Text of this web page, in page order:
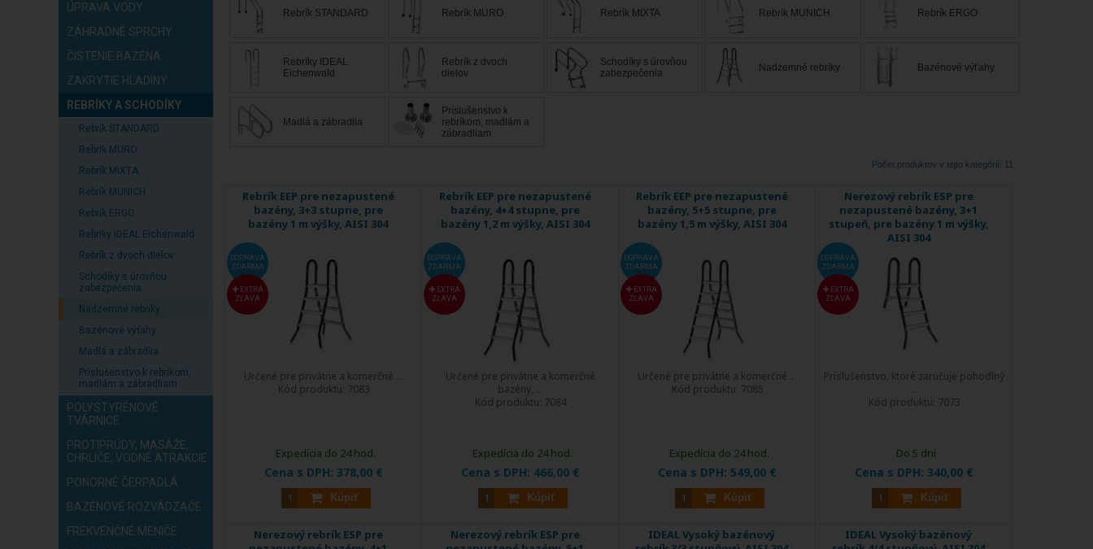
ÚPRAVA VODY
ZÁHRADNÉ SPRCHY
ČISTENIE BAZÉNA
ZAKRYTIE HLADINY
REBRÍKY A SCHODÍKY
Rebrík STANDARD
Rebrík MURO
Rebrík MIXTA
Rebrík MUNICH
Rebrík ERGO
Rebríky IDEAL Eichenwald
Rebrík z dvoch dielov
Schodíky s úrovňou
zabezpečenia
Nadzemné rebríky
Bazénové výťahy
Madlá a zábradlia
Príslušenstvo k rebríkom,
madlám a zábradliam
POLYSTYRÉNOVÉ
TVÁRNICE
PROTIPRÚDY, MASÁŽE,
CHRLIČE, VODNÉ ATRAKCIE
PONORNÉ ČERPADLÁ
BAZÉNOVÉ ROZVÁDZAČE
FREKVENČNÉ MENIČE
svoj bazénový zážitok. Bezpečnosť a pohodlie sú na prvom mieste, a nadzemné rebríky vám umožňujú tieto kritériá spĺňať s ľahkosťou.
Rebrík STANDARD Rebrík MURO Rebrík MIXTA Rebrík MUNICH Rebrík ERGO
Rebríky IDEAL
Eichenwald
Rebrík z dvoch
dielov
Schodíky s úrovňou
zabezpečenia
Nadzemné rebríky Bazénové výťahy
Madlá a zábradlia
Príslušenstvo k
rebríkom, madlám a
zábradliam
Počet produktov v tejto kategórií: 11
Rebrík EEP pre nezapustené
bazény, 3+3 stupne, pre
bazény 1 m výšky, AISI 304
DOPRAVA
ZDARMA
EXTRA
ZĽAVA
Určené pre privátne a komerčné ...
Kód produktu: 7083
Cena s DPH: 378,00 €
Kúpiť
Expedícia do 24 hod.
Rebrík EEP pre nezapustené
bazény, 4+4 stupne, pre
bazény 1,2 m výšky, AISI 304
DOPRAVA
ZDARMA
EXTRA
ZĽAVA
Určené pre privátne a komerčné
bazény, ...
Kód produktu: 7084
Cena s DPH: 466,00 €
Kúpiť
Expedícia do 24 hod.
Rebrík EEP pre nezapustené
bazény, 5+5 stupne, pre
bazény 1,5 m výšky, AISI 304
DOPRAVA
ZDARMA
EXTRA
ZĽAVA
Určené pre privátne a komerčné ...
Kód produktu: 7085
Cena s DPH: 549,00 €
Kúpiť
Expedícia do 24 hod.
Nerezový rebrík ESP pre
nezapustené bazény, 3+1
stupeň, pre bazény 1 m výšky,
AISI 304
DOPRAVA
ZDARMA
EXTRA
ZĽAVA
Príslušenstvo, ktoré zaručuje pohodlný
Kód produktu: 7073
Cena s DPH: 340,00 €
Kúpiť
Do 5 dní
Nerezový rebrík ESP pre
Nerezový rebrík ESP pre
IDEAL Vysoký bazénový
IDEAL Vysoký bazénový